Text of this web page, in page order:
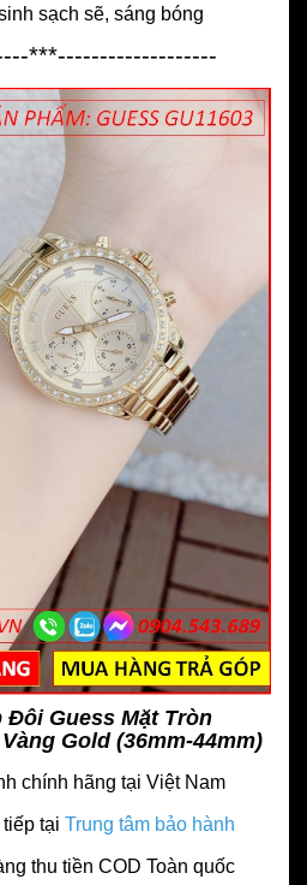
sạch sẽ, sáng bóng
***-------------------
Đôi Guess Mặt Tròn
Gold (36mm-44mm)
chính hãng tại Việt Nam
tại Trung tâm bảo hành
thu tiền COD Toàn quốc